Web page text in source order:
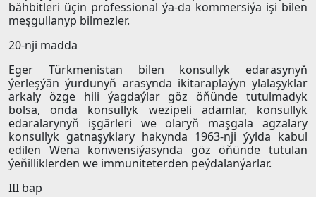
bähbitleri üçin professional ýa-da kommersiýa işi bilen
meşgullanyp bilmezler.
20-nji madda
Eger Türkmenistan bilen konsullyk edarasynyň
ýerleşýän ýurdunyň arasynda ikitaraplaýyn ylalaşyklar
arkaly özge hili ýagdaýlar göz öňünde tutulmadyk
bolsa, onda konsullyk wezipeli adamlar, konsullyk
edaralarynyň işgärleri we olaryň maşgala agzalary
konsullyk gatnaşyklary hakynda 1963-nji ýylda kabul
edilen Wena konwensiýasynda göz öňünde tutulan
ýeňilliklerden we immuniteterden peýdalanýarlar.
III bap